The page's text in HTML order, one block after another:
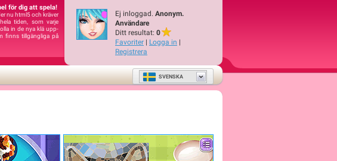
för dig att spela!
nu html5 och kräver
tiden, som varje
in de nya klä upp-
finns tillgängliga på
Ej inloggad. Anonym.
Användare
Ditt resultat: 0
Favoriter | Logga in |
Registrera
SVENSKA